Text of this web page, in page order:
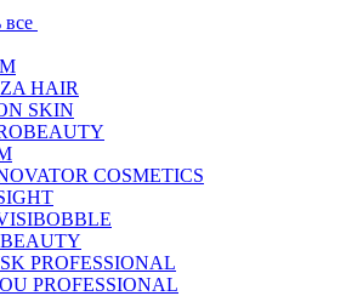
все
HAIR
SKIN
COSMETICS
PROFESSIONAL
PROFESSIONAL